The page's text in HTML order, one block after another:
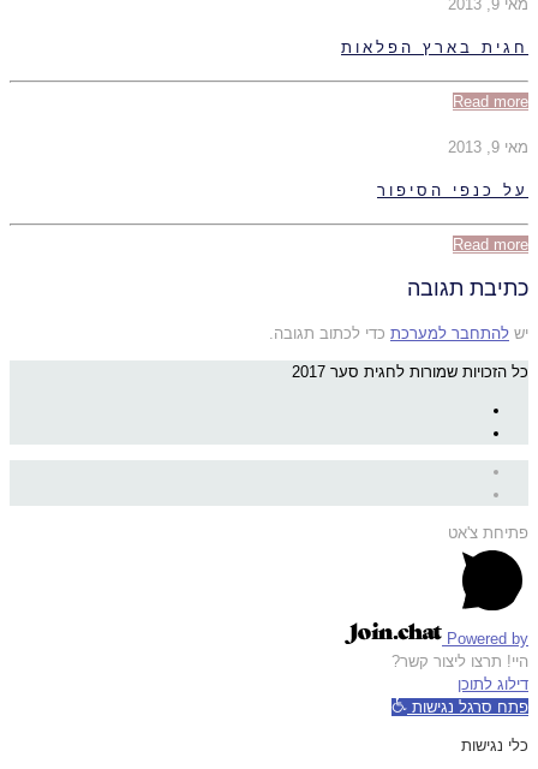
מאי 9, 2013
חגית בארץ הפלאות
Read more
מאי 9, 2013
על כנפי הסיפור
Read more
כתיבת תגובה
יש להתחבר למערכת כדי לכתוב תגובה.
כל הזכויות שמורות לחגית סער 2017
פתיחת צ'אט
Powered by
היי! תרצו ליצור קשר?
דילוג לתוכן
פתח סרגל נגישות
כלי נגישות